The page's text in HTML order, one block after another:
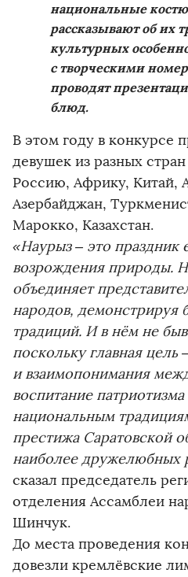
национальные
рассказывают об их
культурных
с творческими
проводят
блюд.
В этом году в конкурсе
девушек из разных
Россию, Африку, Китай,
Азербайджан,
Марокко, Казахстан.
«Наурыз – это праздник
возрождения природы.
объединяет
народов, демонстрируя
традиций. И в нём не
поскольку главная
и взаимопонимания
воспитание
национальным
престижа Саратовской
наиболее дружелюбных
сказал председатель
отделения Ассамблеи
Шинчук.
До места проведения
довезли кремлёвские